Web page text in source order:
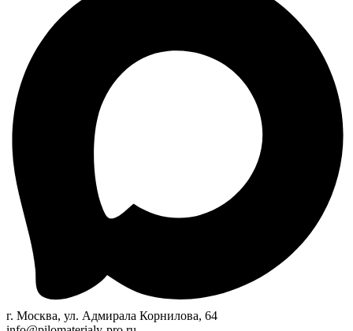
г. Москва, ул. Адмирала Корнилова, 64